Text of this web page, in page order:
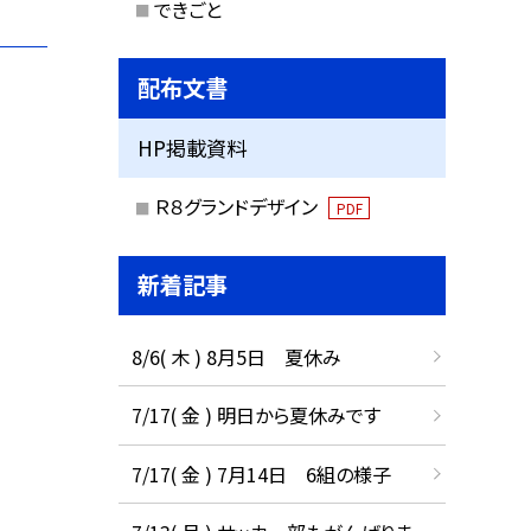
できごと
配布文書
HP掲載資料
Ｒ８グランドデザイン PDF
新着記事
8/6( 木 ) 8月5日 夏休み
7/17( 金 ) 明日から夏休みです
7/17( 金 ) 7月14日 6組の様子